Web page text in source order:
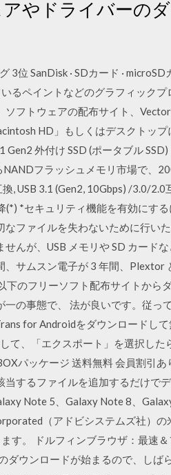
やドライバーの
位 SanDisk · SDカード ·
るペイントなどのグラフィック
フトウェアの配布サイト、
HD」もしくはデスクトッ
Gen2 外付け SSD (ポータブル
フラッシュメモリ市場で、
, USB 3.1 (Gen2, 10Gbps) /3.0/
*セキュリティ機能を有効にす
ファイルを失わないために行い
んが、USB メモリや SD カード
サムスン電子が 3 年間、
のフリーソフト配布サイトから
の事態で、 法が良いです。従
for Androidをダウンロードし
て、「エクスポート」を選択し
パッケージ 送料無料 会員割引
当するファイルを追加するだけで
Note 5、Galaxy Note 8、
（アドビシステムズ社）
す。 ドルフィンブラウザ：最速
ダウンロードが始まるので、しば